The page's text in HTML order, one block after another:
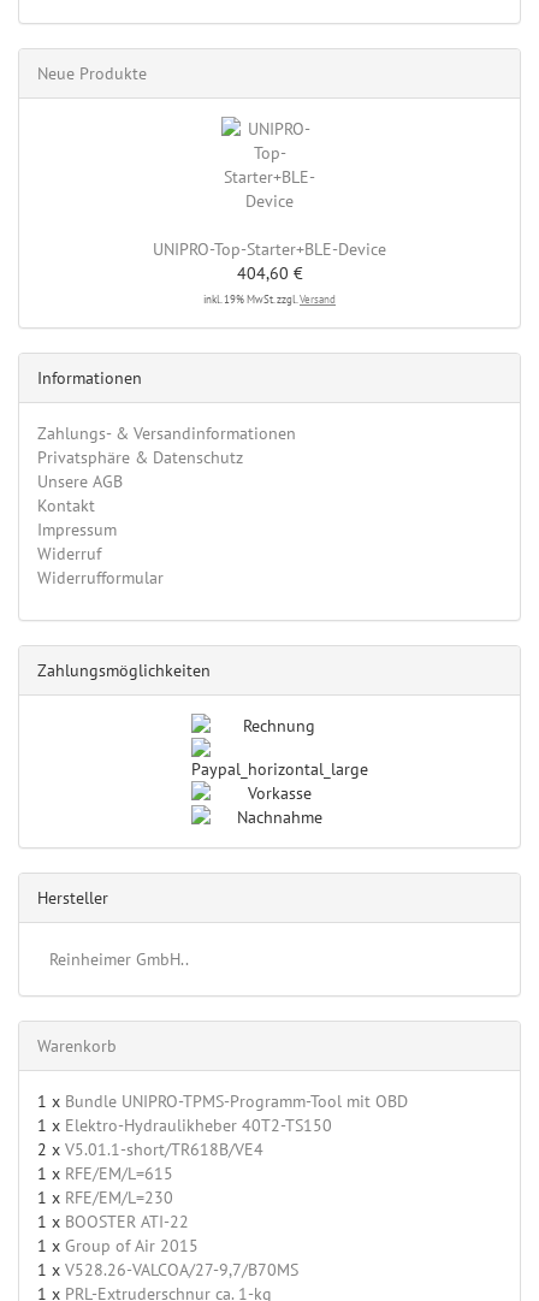
Neue Produkte
UNIPRO-Top-Starter+BLE-Device
404,60 €
inkl. 19% MwSt. zzgl. Versand
Informationen
Zahlungs- & Versandinformationen
Privatsphäre & Datenschutz
Unsere AGB
Kontakt
Impressum
Widerruf
Widerrufformular
Zahlungsmöglichkeiten
Hersteller
Reinheimer GmbH..
Warenkorb
1 x Bundle UNIPRO-TPMS-Programm-Tool mit OBD
1 x Elektro-Hydraulikheber 40T2-TS150
2 x V5.01.1-short/TR618B/VE4
1 x RFE/EM/L=615
1 x RFE/EM/L=230
1 x BOOSTER ATI-22
1 x Group of Air 2015
1 x V528.26-VALCOA/27-9,7/B70MS
1 x PRL-Extruderschnur ca. 1-kg